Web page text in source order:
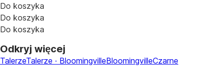
Do koszyka
Do koszyka
Do koszyka
Odkryj więcej
TalerzeTalerze · BloomingvilleBloomingvilleCzarne